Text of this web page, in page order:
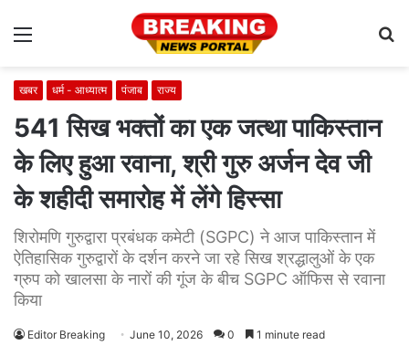
Menu
खबर धर्म - आध्यात्म पंजाब राज्य
541 सिख भक्तों का एक जत्था पाकिस्तान
के लिए हुआ रवाना, श्री गुरु अर्जन देव जी
के शहीदी समारोह में लेंगे हिस्सा
शिरोमणि गुरुद्वारा प्रबंधक कमेटी (SGPC) ने आज पाकिस्तान में
ऐतिहासिक गुरुद्वारों के दर्शन करने जा रहे सिख श्रद्धालुओं के एक
ग्रुप को खालसा के नारों की गूंज के बीच SGPC ऑफिस से रवाना
किया
Editor Breaking June 10, 2026 0 1 minute read